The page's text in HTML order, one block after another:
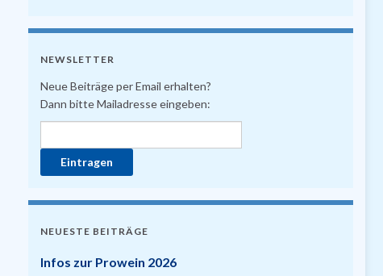
NEWSLETTER
Neue Beiträge per Email erhalten?
Dann bitte Mailadresse eingeben:
NEUESTE BEITRÄGE
Infos zur Prowein 2026